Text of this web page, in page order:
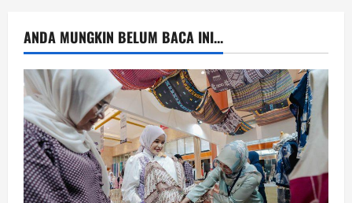
ANDA MUNGKIN BELUM BACA INI...